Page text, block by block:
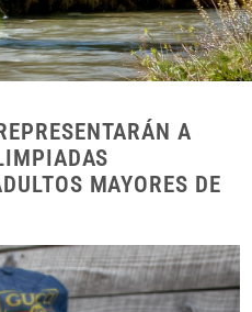
A
MAYORES DE